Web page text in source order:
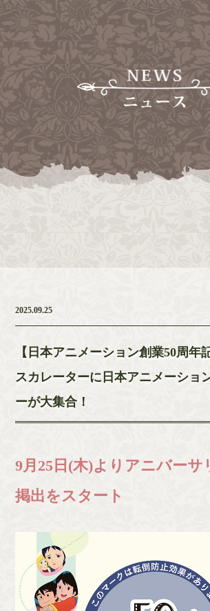
2025.09.25
【日本アニメーション創業50周年
スカレーターに日本アニメーショ
ーが大集合！
9月25日(木)よりアニバーサ
掲出をスタート